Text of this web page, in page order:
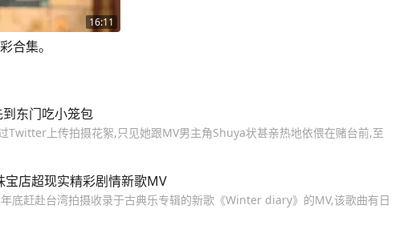
16:11
合集。
东门吃小笼包
Twitter上传拍摄花絮,只见她跟MV男主角Shuya状甚亲热地依偎在赌台前,至
店超现实精彩剧情新歌MV
底赶赴台湾拍摄收录于古典乐专辑的新歌《Winter diary》的MV,该歌曲有日